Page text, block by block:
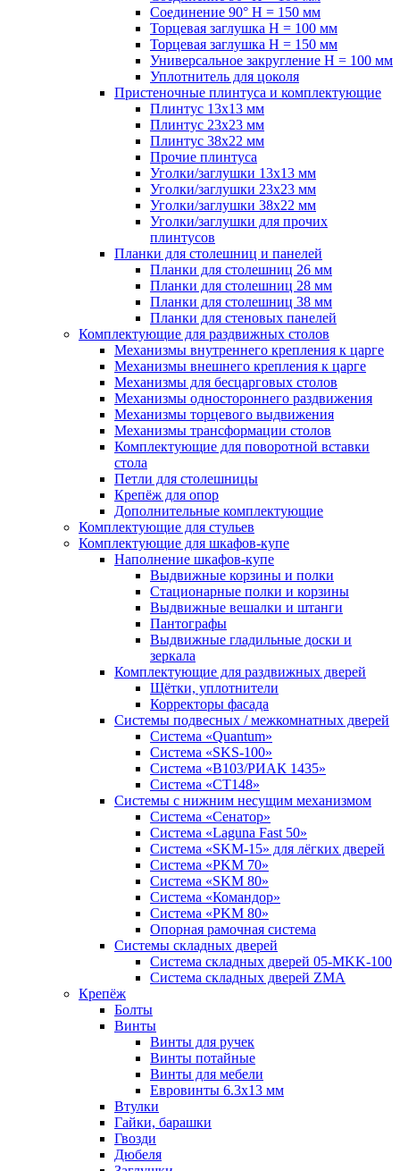
Соединение 90° H = 150 мм
Торцевая заглушка H = 100 мм
Торцевая заглушка H = 150 мм
Универсальное закругление H = 100 мм
Уплотнитель для цоколя
Пристеночные плинтуса и комплектующие
Плинтус 13х13 мм
Плинтус 23х23 мм
Плинтус 38х22 мм
Прочие плинтуса
Уголки/заглушки 13х13 мм
Уголки/заглушки 23х23 мм
Уголки/заглушки 38х22 мм
Уголки/заглушки для прочих
плинтусов
Планки для столешниц и панелей
Планки для столешниц 26 мм
Планки для столешниц 28 мм
Планки для столешниц 38 мм
Планки для стеновых панелей
Комплектующие для раздвижных столов
Механизмы внутреннего крепления к царге
Механизмы внешнего крепления к царге
Механизмы для бесцарговых столов
Механизмы одностороннего раздвижения
Механизмы торцевого выдвижения
Механизмы трансформации столов
Комплектующие для поворотной вставки
стола
Петли для столешницы
Крепёж для опор
Дополнительные комплектующие
Комплектующие для стульев
Комплектующие для шкафов-купе
Наполнение шкафов-купе
Выдвижные корзины и полки
Стационарные полки и корзины
Выдвижные вешалки и штанги
Пантографы
Выдвижные гладильные доски и
зеркала
Комплектующие для раздвижных дверей
Щётки, уплотнители
Корректоры фасада
Системы подвесных / межкомнатных дверей
Система «Quantum»
Система «SKS-100»
Система «B103/РИАК 1435»
Система «СТ148»
Системы с нижним несущим механизмом
Система «Сенатор»
Система «Laguna Fast 50»
Система «SKM-15» для лёгких дверей
Система «PKM 70»
Система «SKM 80»
Система «Командор»
Система «PKM 80»
Опорная рамочная система
Системы складных дверей
Система складных дверей 05-MKK-100
Система складных дверей ZMA
Крепёж
Болты
Винты
Винты для ручек
Винты потайные
Винты для мебели
Евровинты 6.3х13 мм
Втулки
Гайки, барашки
Гвозди
Дюбеля